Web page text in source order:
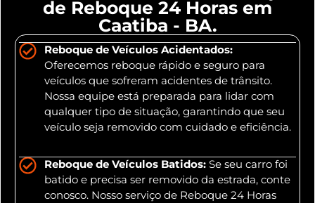
de Reboque 24 Horas em
Caatiba - BA.
Reboque de Veículos Acidentados:
Oferecemos reboque rápido e seguro para
veículos que sofreram acidentes de trânsito.
Nossa equipe está preparada para lidar com
qualquer tipo de situação, garantindo que seu
veículo seja removido com cuidado e eficiência.
Reboque de Veículos Batidos: Se seu carro foi
batido e precisa ser removido da estrada, conte
conosco. Nosso serviço de Reboque 24 Horas